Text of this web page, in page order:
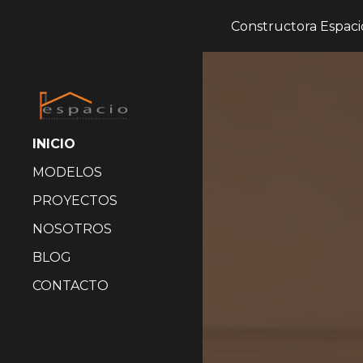
Constructora
INICIO
MODELOS
PROYECTOS
NOSOTROS
BLOG
CONTACTO